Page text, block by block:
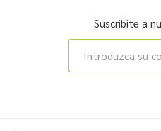
Suscribite a